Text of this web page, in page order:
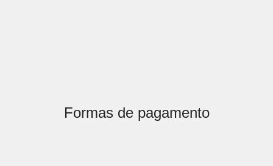
Formas de pagamento